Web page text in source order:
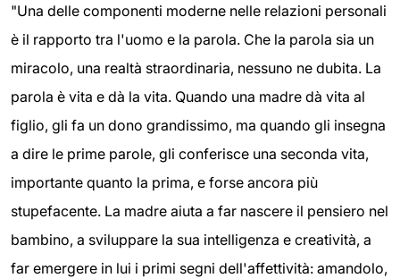
"Una delle componenti moderne nelle relazioni personali
è il rapporto tra l'uomo e la parola. Che la parola sia un
miracolo, una realtà straordinaria, nessuno ne dubita. La
parola è vita e dà la vita. Quando una madre dà vita al
figlio, gli fa un dono grandissimo, ma quando gli insegna
a dire le prime parole, gli conferisce una seconda vita,
importante quanto la prima, e forse ancora più
stupefacente. La madre aiuta a far nascere il pensiero nel
bambino, a sviluppare la sua intelligenza e creatività, a
far emergere in lui i primi segni dell'affettività: amandolo,